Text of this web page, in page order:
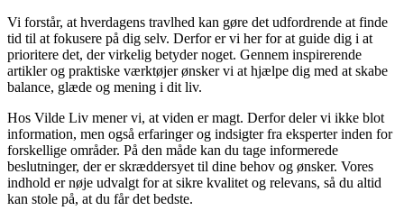
Vi forstår, at hverdagens travlhed kan gøre det udfordrende at finde
tid til at fokusere på dig selv. Derfor er vi her for at guide dig i at
prioritere det, der virkelig betyder noget. Gennem inspirerende
artikler og praktiske værktøjer ønsker vi at hjælpe dig med at skabe
balance, glæde og mening i dit liv.
Hos Vilde Liv mener vi, at viden er magt. Derfor deler vi ikke blot
information, men også erfaringer og indsigter fra eksperter inden for
forskellige områder. På den måde kan du tage informerede
beslutninger, der er skræddersyet til dine behov og ønsker. Vores
indhold er nøje udvalgt for at sikre kvalitet og relevans, så du altid
kan stole på, at du får det bedste.